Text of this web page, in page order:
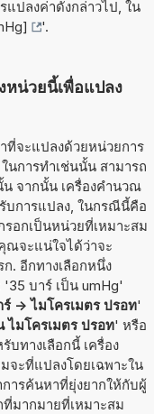
ปลงค่าดังกล่าวไป, ใน
'.
น่วยนี้เพื่อแปลง
ที่จะแปลงด้วยหน่วยการ
นการทำเช่นนั้น สามารถ
จากนั้น เครื่องคำนวณ
บการแปลง, ในกรณีนี้คือ
อกเป็นหน่วยที่เหมาะสม
ณจะแน่ใจได้ว่าจะ
. อีกทางเลือกหนึ่ง
บาร์ เป็น umHg'
ร์ -> ไมโครเมตร ปรอท'
ไมโครเมตร ปรอท' หรือ
บทางเลือกนี้ เครื่อง
จะที่แปลงโดยเฉพาะใน
ารค้นหาที่ยุ่งยากให้กับผู้
ที่มากมายที่เหมาะสม